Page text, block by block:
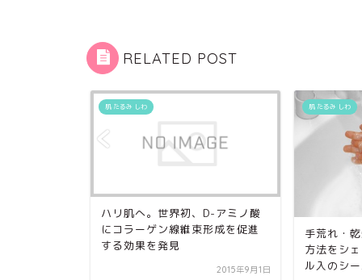
RELATED POST
肌 たるみ しわ
ハリ肌へ。世界初、D-アミノ酸
にコラーゲン線維束形成を促進
する効果を発見
2015年9月1日
肌 たるみ しわ
手荒れ・
方法をシ
ル入のシ